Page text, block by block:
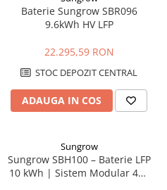
Baterie Sungrow SBR096
9.6kWh HV LFP
22.295,59 RON
STOC DEPOZIT CENTRAL
ADAUGA IN COS
Sungrow
Sungrow SBH100 – Baterie LFP
10 kWh | Sistem Modular 48V